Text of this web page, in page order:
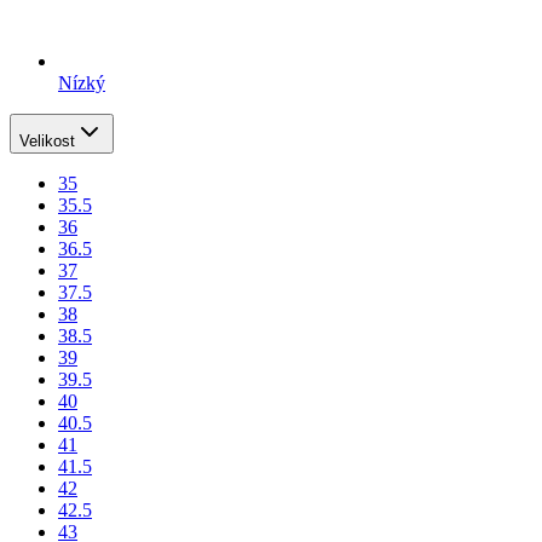
Nízký
Velikost
35
35.5
36
36.5
37
37.5
38
38.5
39
39.5
40
40.5
41
41.5
42
42.5
43